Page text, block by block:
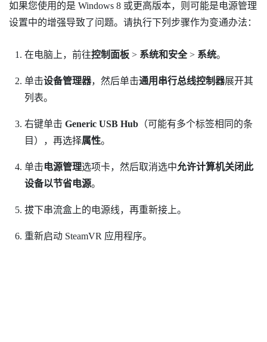
如果您使用的是 Windows 8 或更高版本，则可能是电源管理
设置中的增强导致了问题。请执行下列步骤作为变通办法：
在电脑上，前往控制面板> 系统和安全> 系统。
单击设备管理器，然后单击通用串行总线控制器展开其
列表。
右键单击 Generic USB Hub（可能有多个标签相同的条
目），再选择属性。
单击电源管理选项卡，然后取消选中允许计算机关闭此
设备以节省电源。
拔下串流盒上的电源线，再重新接上。
重新启动 SteamVR 应用程序。